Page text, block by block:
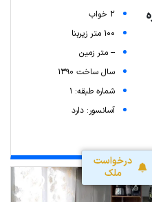
درخواست
ملک
2 خواب
100 متر زیربنا
-- متر زمین
سال ساخت 1390
شماره طبقه: 1
آسانسور: دارد